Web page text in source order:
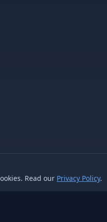
Read our Privacy Policy.